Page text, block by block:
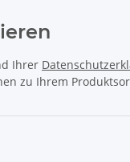
Ihrer
zu Ihrem